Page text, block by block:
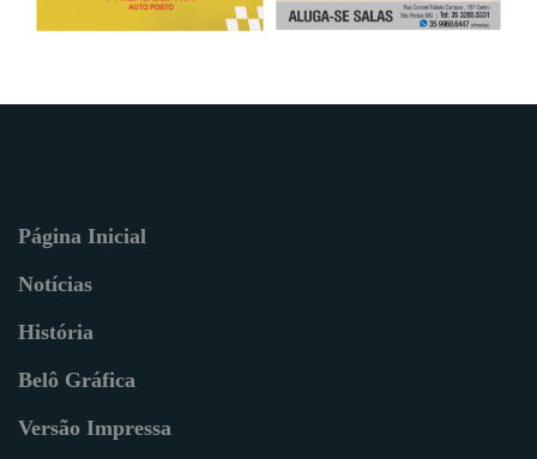
Página Inicial
Notícias
História
Belô Gráfica
Versão Impressa